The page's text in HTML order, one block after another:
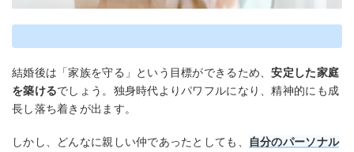
結婚後は「家族を守る」という目標ができるため、安定した家庭
を築けるでしょう。独身時代よりパワフルになり、精神的にも成
長し落ち着きが出ます。
しかし、どんなに親しい仲であったとしても、
自分のパーソナル